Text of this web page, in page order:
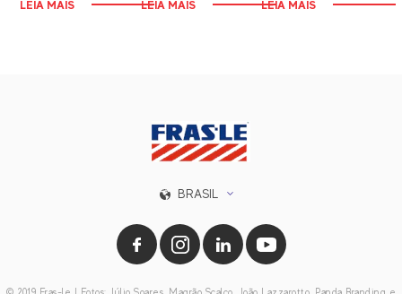
LEIA MAIS LEIA MAIS LEIA MAIS
BRASIL
© 2019 Fras-le | Fotos: Júlio Soares, Magrão Scalco, João Lazzarotto, Panda Branding e